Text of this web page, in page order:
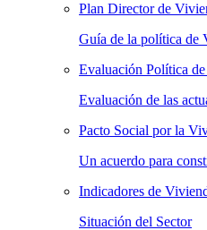
Plan Director de
Guía de la política de
Evaluación Política
Evaluación de las
Pacto Social por la
Un acuerdo para
Indicadores de
Situación del Sector